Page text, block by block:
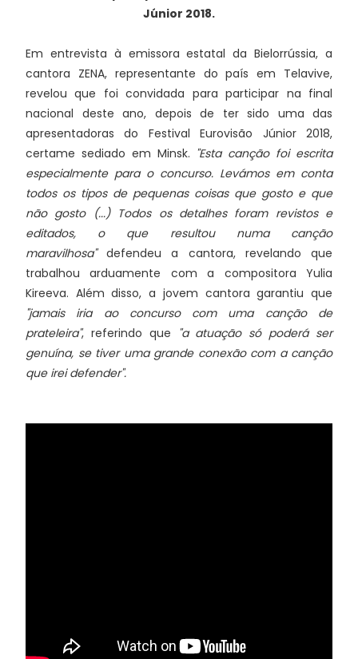
Júnior 2018.
Em entrevista à emissora estatal da Bielorrússia, a
cantora ZENA, representante do país em Telavive,
revelou que foi convidada para participar na final
nacional deste ano, depois de ter sido uma das
apresentadoras do Festival Eurovisão Júnior 2018,
certame sediado em Minsk. "Esta canção foi escrita
especialmente para o concurso. Levámos em conta
todos os tipos de pequenas coisas que gosto e que
não gosto (...) Todos os detalhes foram revistos e
editados, o que resultou numa canção
maravilhosa"defendeu a cantora, revelando que
trabalhou arduamente com a compositora Yulia
Kireeva. Além disso, a jovem cantora garantiu que
"jamais iria ao concurso com uma canção de
prateleira", referindo que "a atuação só poderá ser
genuína, se tiver uma grande conexão com a canção
que irei defender".